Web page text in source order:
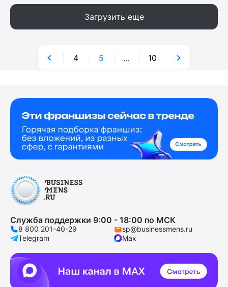
Загрузить еще
4 5 ... 10
Служба поддержки 9:00 - 18:00 по МСК
8 800 201-40-29
sp@businessmens.ru
Telegram
Max